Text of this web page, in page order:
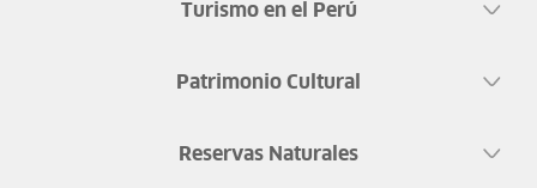
Turismo en el Perú
Patrimonio Cultural
Reservas Naturales